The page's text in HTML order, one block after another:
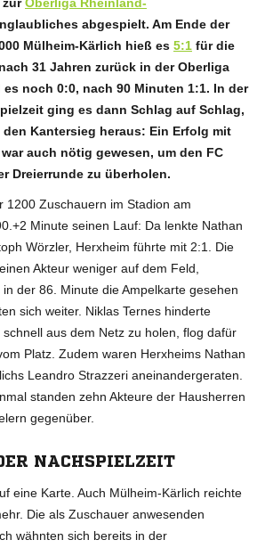
abgespielt. Am Ende der
Mülheim-Kärlich hieß es 5:1 für die
31 Jahren zurück in der Oberliga
noch 0:0, nach 90 Minuten 1:1. In der
ging es dann Schlag auf Schlag,
Kantersieg heraus: Ein Erfolg mit
auch nötig gewesen, um den FC
Dreierrunde zu überholen.
1200 Zuschauern im Stadion am
Minute seinen Lauf: Da lenkte Nathan
Wörzler, Herxheim führte mit 2:1. Die
Akteur weniger auf dem Feld,
der 86. Minute die Ampelkarte gesehen
sich weiter. Niklas Ternes hinderte
aus dem Netz zu holen, flog dafür
Platz. Zudem waren Herxheims Nathan
Leandro Strazzeri aneinandergeraten.
standen zehn Akteure der Hausherren
gegenüber.
NACHSPIELZEIT
eine Karte. Auch Mülheim-Kärlich reichte
Die als Zuschauer anwesenden
wähnten sich bereits in der